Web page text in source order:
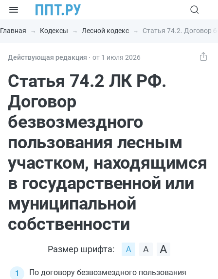
Главная Кодексы Лесной кодекс Статья 74.2. Договор
Действующая редакция ⸱ от 1 июля 2026
Статья 74.2 ЛК РФ.
Договор
безвозмездного
пользования лесным
участком, находящимся
в государственной или
муниципальной
собственности
Размер шрифта:
По договору безвозмездного пользования